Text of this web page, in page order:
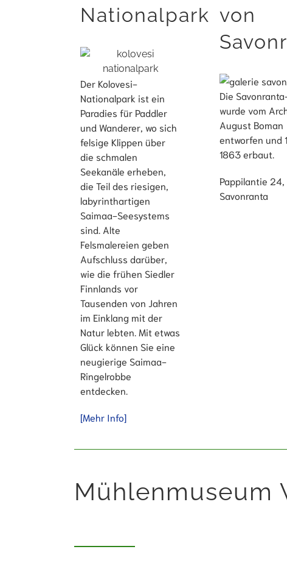
Nationalpark
Der Kolovesi-
Nationalpark ist ein
Paradies für Paddler
und Wanderer, wo sich
felsige Klippen über
die schmalen
Seekanäle erheben,
die Teil des riesigen,
labyrinthartigen
Saimaa-Seesystems
sind. Alte
Felsmalereien geben
Aufschluss darüber,
wie die frühen Siedler
Finnlands vor
Tausenden von Jahren
im Einklang mit der
Natur lebten. Mit etwas
Glück können Sie eine
neugierige Saimaa-
Ringelrobbe
entdecken.
[Mehr Info]
von
Die
wurde vom
August Boman
entworfen und
1863 erbaut.
Pappilantie
Savonranta
Mühlenmuseum